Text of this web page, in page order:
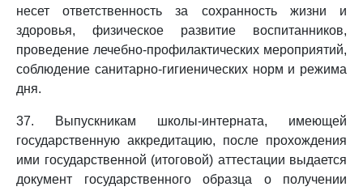
несет ответственность за сохранность жизни и
здоровья, физическое развитие воспитанников,
проведение лечебно-профилактических мероприятий,
соблюдение санитарно-гигиенических норм и режима
дня.
37. Выпускникам школы-интерната, имеющей
государственную аккредитацию, после прохождения
ими государственной (итоговой) аттестации выдается
документ государственного образца о получении